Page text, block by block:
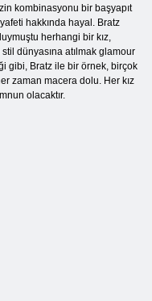
kombinasyonu bir başyapıt
hakkında hayal. Bratz
herhangi bir kız,
dünyasına atılmak glamour
gibi, Bratz ile bir örnek, birçok
zaman macera dolu. Her kız
olacaktır.